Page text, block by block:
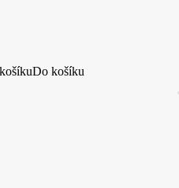
Do košíku